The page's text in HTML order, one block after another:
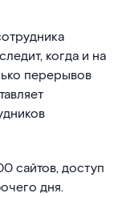
когда и на
перерывов
сайтов, доступ
дня.